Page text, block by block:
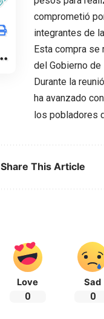
comprometió
integrantes de
Esta compra se
del Gobierno de
Durante la
ha avanzado
los pobladores
Share This Article
Love
0
Sad
0